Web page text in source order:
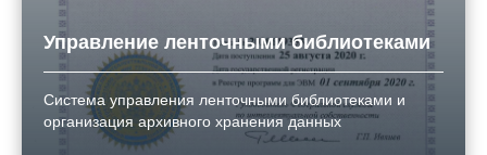
Управление ленточными библиотеками
Система управления ленточными библиотеками и
организация архивного хранения данных